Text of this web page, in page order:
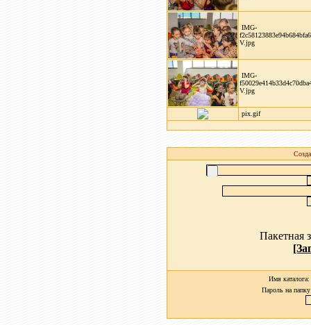
IMG-
V.jpg
IMG-
V.jpg
pix.gif
Пакетная
Имя каталога:
Пароль на